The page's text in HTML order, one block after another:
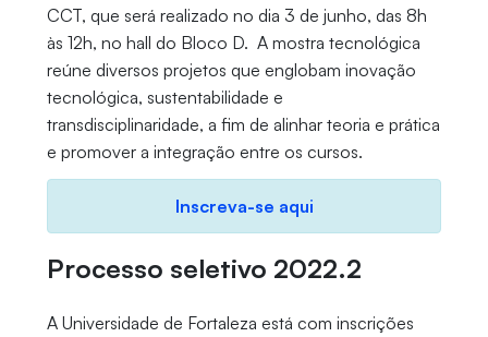
CCT, que será realizado no dia 3 de junho, das 8h
às 12h, no hall do Bloco D. A mostra tecnológica
reúne diversos projetos que englobam inovação
tecnológica, sustentabilidade e
transdisciplinaridade, a fim de alinhar teoria e prática
e promover a integração entre os cursos.
Inscreva-se aqui
Processo seletivo 2022.2
A Universidade de Fortaleza está com inscrições